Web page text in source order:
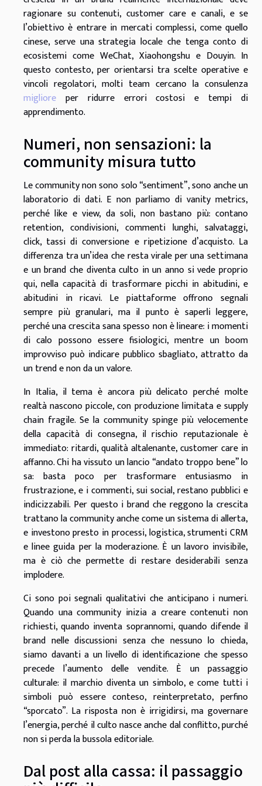
ragionare su contenuti, customer care e canali, e se
l’obiettivo è entrare in mercati complessi, come quello
cinese, serve una strategia locale che tenga conto di
ecosistemi come WeChat, Xiaohongshu e Douyin. In
questo contesto, per orientarsi tra scelte operative e
vincoli regolatori, molti team cercano la consulenza
migliore per ridurre errori costosi e tempi di
apprendimento.
Numeri, non sensazioni: la
community misura tutto
Le community non sono solo “sentiment”, sono anche un
laboratorio di dati. E non parliamo di vanity metrics,
perché like e view, da soli, non bastano più: contano
retention, condivisioni, commenti lunghi, salvataggi,
click, tassi di conversione e ripetizione d’acquisto. La
differenza tra un’idea che resta virale per una settimana
e un brand che diventa culto in un anno si vede proprio
qui, nella capacità di trasformare picchi in abitudini, e
abitudini in ricavi. Le piattaforme offrono segnali
sempre più granulari, ma il punto è saperli leggere,
perché una crescita sana spesso non è lineare: i momenti
di calo possono essere fisiologici, mentre un boom
improvviso può indicare pubblico sbagliato, attratto da
un trend e non da un valore.
In Italia, il tema è ancora più delicato perché molte
realtà nascono piccole, con produzione limitata e supply
chain fragile. Se la community spinge più velocemente
della capacità di consegna, il rischio reputazionale è
immediato: ritardi, qualità altalenante, customer care in
affanno. Chi ha vissuto un lancio “andato troppo bene” lo
sa: basta poco per trasformare entusiasmo in
frustrazione, e i commenti, sui social, restano pubblici e
indicizzabili. Per questo i brand che reggono la crescita
trattano la community anche come un sistema di allerta,
e investono presto in processi, logistica, strumenti CRM
e linee guida per la moderazione. È un lavoro invisibile,
ma è ciò che permette di restare desiderabili senza
implodere.
Ci sono poi segnali qualitativi che anticipano i numeri.
Quando una community inizia a creare contenuti non
richiesti, quando inventa soprannomi, quando difende il
brand nelle discussioni senza che nessuno lo chieda,
siamo davanti a un livello di identificazione che spesso
precede l’aumento delle vendite. È un passaggio
culturale: il marchio diventa un simbolo, e come tutti i
simboli può essere conteso, reinterpretato, perfino
“sporcato”. La risposta non è irrigidirsi, ma governare
l’energia, perché il culto nasce anche dal conflitto, purché
non si perda la bussola editoriale.
Dal post alla cassa: il passaggio